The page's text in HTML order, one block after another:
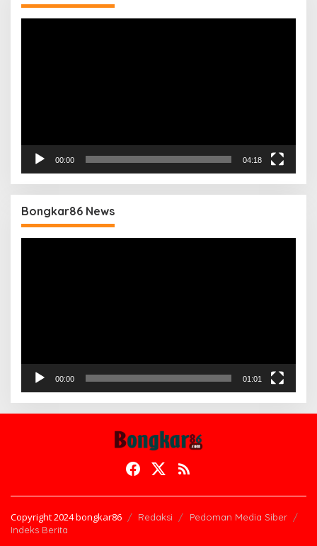
00:00 04:18
Bongkar86 News
00:00 01:01
Copyright 2024 bongkar86 Redaksi
Pedoman Media Siber
Indeks Berita